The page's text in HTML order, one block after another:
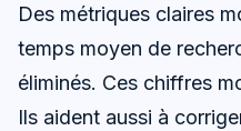
Des métriques claires
temps moyen de
éliminés. Ces chiffres
Ils aident aussi à